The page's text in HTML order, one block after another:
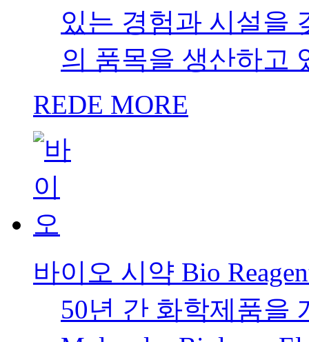
있는 경험과 시설을
의 품목을 생산하고
REDE MORE
바이오 시약 Bio
50년 간 화학제품을